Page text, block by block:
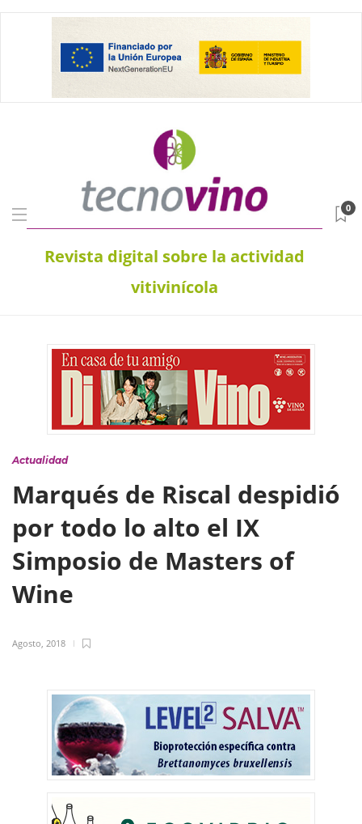
Revista digital sobre la actividad
vitivinícola
0
Actualidad
Marqués de Riscal despidió
por todo lo alto el IX
Simposio de Masters of
Wine
Agosto, 2018